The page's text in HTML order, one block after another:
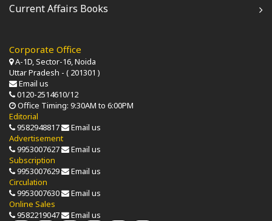
Current Affairs Books
Corporate Office
A-1D, Sector-16, Noida
Uttar Pradesh - ( 201301 )
Email us
0120-2514610/12
Office Timing: 9:30AM to 6:00PM
Editorial
9582948817
Email us
Advertisement
9953007627
Email us
Subscription
9953007629
Email us
Circulation
9953007630
Email us
Online Sales
9582219047
Email us